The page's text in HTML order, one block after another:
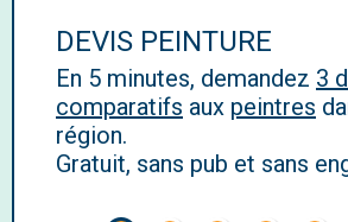
DEVIS PEINTURE
En 5 minutes, demandez 3
comparatifs aux peintres
région.
Gratuit, sans pub et sans